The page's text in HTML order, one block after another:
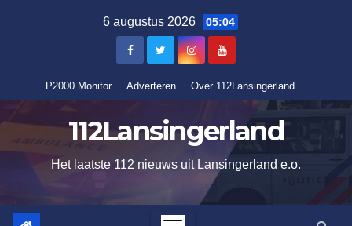
6 augustus 2026 05:04
P2000 Monitor Adverteren Over 112Lansingerland
112Lansingerland
Het laatste 112 nieuws uit Lansingerland e.o.